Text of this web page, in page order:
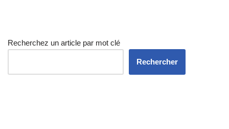
Recherchez un article par mot clé
Rechercher